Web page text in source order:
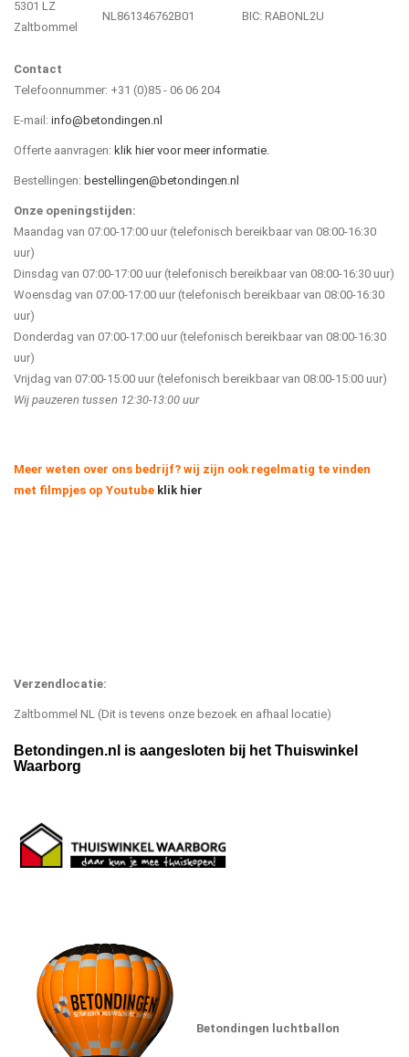
5301 LZ
Zaltbommel
NL861346762B01
BIC: RABONL2U
Contact
Telefoonnummer: +31 (0)85 - 06 06 204
E-mail: info@betondingen.nl
Offerte aanvragen: klik hier voor meer informatie.
Bestellingen: bestellingen@betondingen.nl
Onze openingstijden:
Maandag van 07:00-17:00 uur (telefonisch bereikbaar van 08:00-16:30
uur)
Dinsdag van 07:00-17:00 uur (telefonisch bereikbaar van 08:00-16:30 uur)
Woensdag van 07:00-17:00 uur (telefonisch bereikbaar van 08:00-16:30
uur)
Donderdag van 07:00-17:00 uur (telefonisch bereikbaar van 08:00-16:30
uur)
Vrijdag van 07:00-15:00 uur (telefonisch bereikbaar van 08:00-15:00 uur)
Wij pauzeren tussen 12:30-13:00 uur
Meer weten over ons bedrijf? wij zijn ook regelmatig te vinden
met filmpjes op Youtube klik hier
Verzendlocatie:
Zaltbommel NL (Dit is tevens onze bezoek en afhaal locatie)
Betondingen.nl is aangesloten bij het Thuiswinkel
Waarborg
Betondingen luchtballon